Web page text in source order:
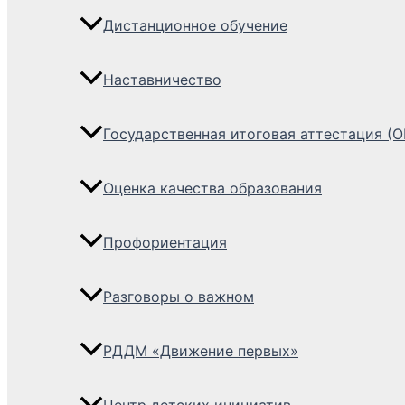
Дистанционное обучение
Наставничество
Государственная итоговая аттестация
Оценка качества образования
Профориентация
Разговоры о важном
РДДМ «Движение первых»